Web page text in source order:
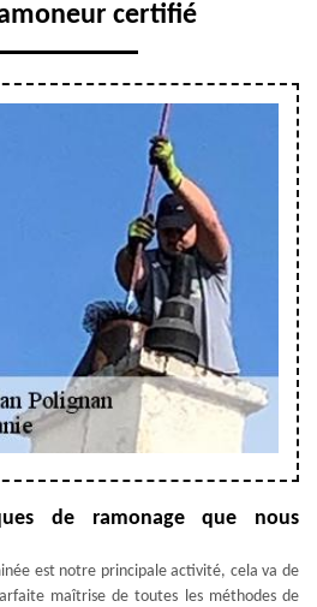
certifié
de ramonage que nous
est notre principale activité, cela va de
maîtrise de toutes les méthodes de